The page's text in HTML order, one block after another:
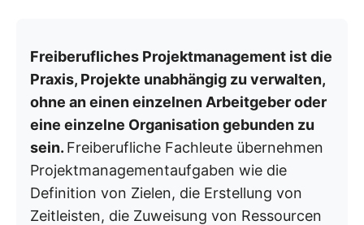
Freiberufliches Projektmanagement ist die
Praxis, Projekte unabhängig zu verwalten,
ohne an einen einzelnen Arbeitgeber oder
eine einzelne Organisation gebunden zu
sein. Freiberufliche Fachleute übernehmen
Projektmanagementaufgaben wie die
Definition von Zielen, die Erstellung von
Zeitleisten, die Zuweisung von Ressourcen